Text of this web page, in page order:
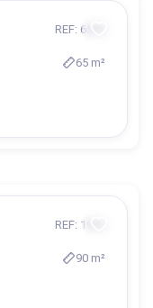
REF: 6580
65 m²
REF: 1966
90 m²